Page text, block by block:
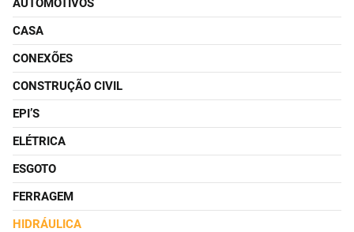
AUTOMOTIVOS
CASA
CONEXÕES
CONSTRUÇÃO CIVIL
EPI’S
ELÉTRICA
ESGOTO
FERRAGEM
HIDRÁULICA